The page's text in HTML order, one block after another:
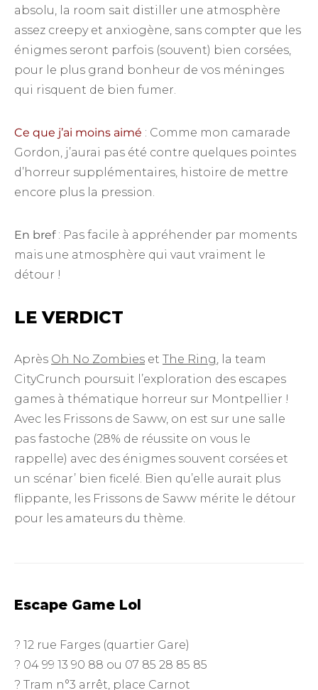
absolu, la room sait distiller une atmosphère
assez creepy et anxiogène, sans compter que les
énigmes seront parfois (souvent) bien corsées,
pour le plus grand bonheur de vos méninges
qui risquent de bien fumer.
Ce que j’ai moins aimé : Comme mon camarade
Gordon, j’aurai pas été contre quelques pointes
d’horreur supplémentaires, histoire de mettre
encore plus la pression.
En bref: Pas facile à appréhender par moments
mais une atmosphère qui vaut vraiment le
détour !
LE VERDICT
Après Oh No Zombies et The Ring, la team
CityCrunch poursuit l’exploration des escapes
games à thématique horreur sur Montpellier !
Avec les Frissons de Saww, on est sur une salle
pas fastoche (28% de réussite on vous le
rappelle) avec des énigmes souvent corsées et
un scénar’ bien ficelé. Bien qu’elle aurait plus
flippante, les Frissons de Saww mérite le détour
pour les amateurs du thème.
Escape Game Lol
? 12 rue Farges (quartier Gare)
? 04 99 13 90 88 ou 07 85 28 85 85
? Tram n°3 arrêt, place Carnot